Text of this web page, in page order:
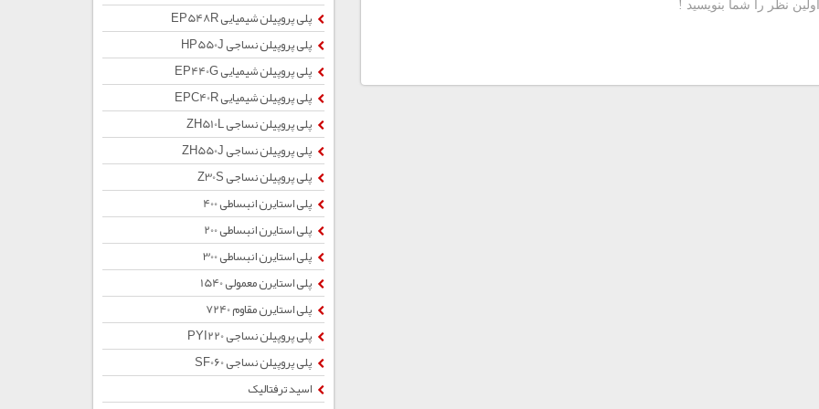
پلی پروپیلن شیمیایی EP548R
پلی پروپیلن نساجی HP550J
پلی پروپیلن شیمیایی EP440G
پلی پروپیلن شیمیایی EPC40R
پلی پروپیلن نساجی ZH510L
پلی پروپیلن نساجی ZH550J
پلی پروپیلن نساجی Z30S
پلی استایرن انبساطی 400
پلی استایرن انبساطی 200
پلی استایرن انبساطی 300
پلی استایرن معمولی 1540
پلی استایرن مقاوم 7240
پلی پروپیلن نساجی PYI220
پلی پروپیلن نساجی SF060
اسید ترفتالیک